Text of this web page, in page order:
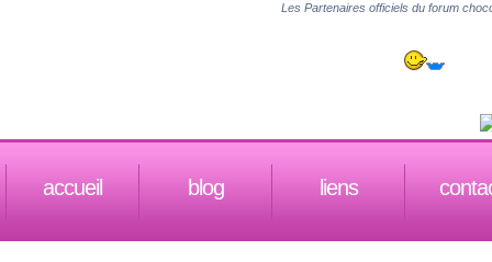
Les Partenaires officiels du forum
accueil blog liens